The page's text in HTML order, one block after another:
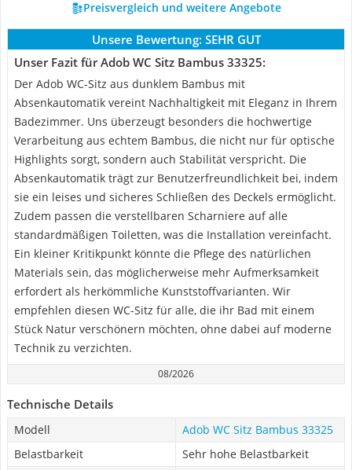
Preisvergleich und weitere Angebote
Unsere Bewertung: SEHR GUT
Unser Fazit für Adob WC Sitz Bambus 33325:
Der Adob WC-Sitz aus dunklem Bambus mit
Absenkautomatik vereint Nachhaltigkeit mit Eleganz in Ihrem
Badezimmer. Uns überzeugt besonders die hochwertige
Verarbeitung aus echtem Bambus, die nicht nur für optische
Highlights sorgt, sondern auch Stabilität verspricht. Die
Absenkautomatik trägt zur Benutzerfreundlichkeit bei, indem
sie ein leises und sicheres Schließen des Deckels ermöglicht.
Zudem passen die verstellbaren Scharniere auf alle
standardmäßigen Toiletten, was die Installation vereinfacht.
Ein kleiner Kritikpunkt könnte die Pflege des natürlichen
Materials sein, das möglicherweise mehr Aufmerksamkeit
erfordert als herkömmliche Kunststoffvarianten. Wir
empfehlen diesen WC-Sitz für alle, die ihr Bad mit einem
Stück Natur verschönern möchten, ohne dabei auf moderne
Technik zu verzichten.
08/2026
Technische Details
Modell
Adob WC Sitz Bambus 33325
Belastbarkeit
Sehr hohe Belastbarkeit